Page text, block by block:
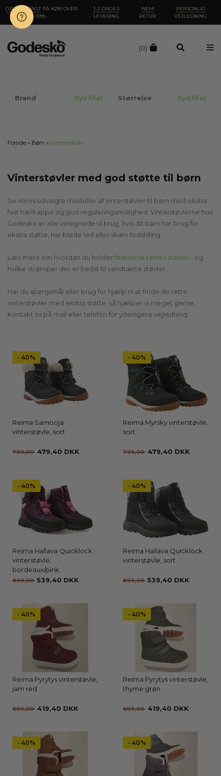
GRATIS FRAGT PÅ KØB OVER
599,-
1-2 DAGES
LEVERING
NEM
RETUR
PERSONLIG
VEJLEDNING
(0)
Brand Ryd filter Størrelse Ryd filter
Forside » Børn » Vinterstøvler
Vinterstøvler med god støtte til børn
Se vores udvalgte modeller af vinterstøvler til børn med ekstra
fast hælkappe og god reguleringsmulighed. Vinterstøvlerne hos
Godesko er alle velegnede til brug, hvis dit barn har brug for
ekstra støtte, har bløde led eller skæv fodstilling.
Læs mere om hvordan du holderfødderne tørre i støvler - og
hvilke strømper der er bedst til vandtætte støvler .
Har du spørgsmål eller brug for hjælp til at finde de rette
vinterstøvler med ekstra støtte, så hjælper vi meget gerne.
Kontakt os på mail eller telefon for yderligere vejledning.
- 40%
Reima Samooja
vinterstøvle, sort
799,00 479,40 DKK
- 40%
Reima Myrsky vinterstøvle,
sort
799,00 479,40 DKK
- 40%
Reima Hallava Quicklock
vinterstøvle,
bordeaux/pink
899,00 539,40 DKK
- 40%
Reima Hallava Quicklock
vinterstøvle, sort
899,00 539,40 DKK
- 40%
Reima Pyrytys vinterstøvle,
jam red
699,00 419,40 DKK
- 40%
Reima Pyrytys vinterstøvle,
thyme grøn
699,00 419,40 DKK
- 40% - 40%